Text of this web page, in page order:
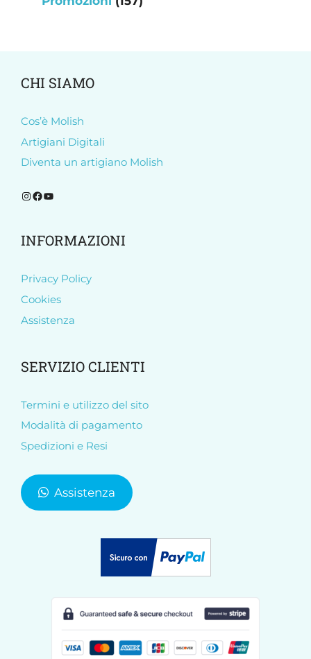
CHI SIAMO
Cos’è Molish
Artigiani Digitali
Diventa un artigiano Molish
Segui Molish su Instagram
Segui Molish su Facebook
Iscriviti al nostro canale YouTube
INFORMAZIONI
Privacy Policy
Cookies
Assistenza
SERVIZIO CLIENTI
Termini e utilizzo del sito
Modalità di pagamento
Spedizioni e Resi
Assistenza